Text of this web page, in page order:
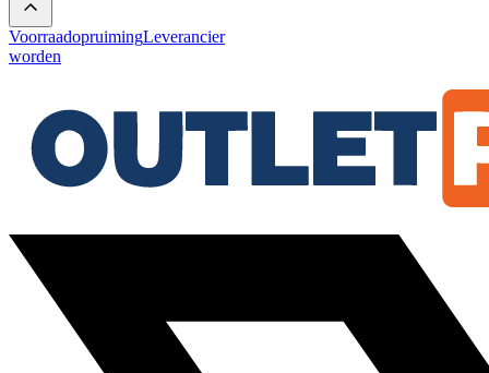
VoorraadopruimingLeverancier
worden